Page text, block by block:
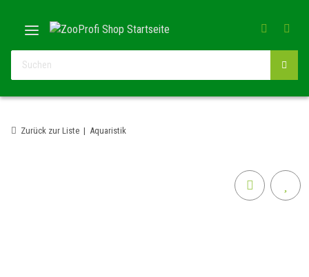
Zurück zur Liste Aquaristik